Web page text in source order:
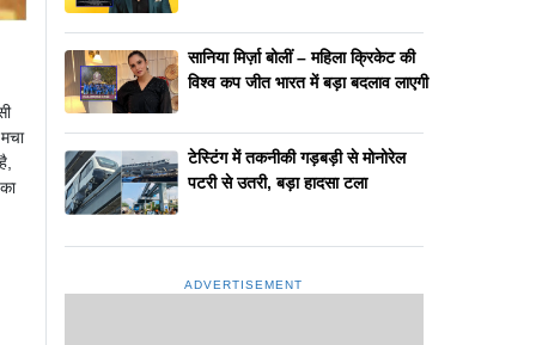
सानिया मिर्ज़ा बोलीं – महिला क्रिकेट की
विश्व कप जीत भारत में बड़ा बदलाव लाएगी
टेस्टिंग में तकनीकी गड़बड़ी से मोनोरेल
पटरी से उतरी, बड़ा हादसा टला
ADVERTISEMENT